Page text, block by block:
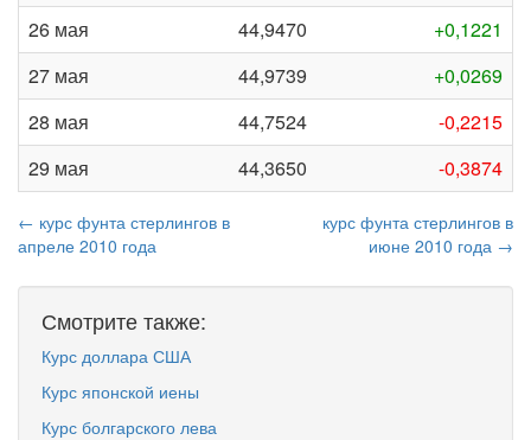
26 мая
44,9470
+0,1221
27 мая
44,9739
+0,0269
28 мая
44,7524
-0,2215
29 мая
44,3650 -0,3874
← курс фунта стерлингов в
апреле 2010 года
курс фунта стерлингов в
июне 2010 года →
Смотрите также:
Курс доллара США
Курс японской иены
Курс болгарского лева